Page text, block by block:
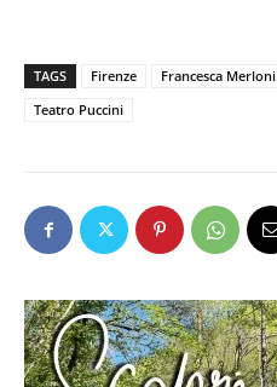
TAGS Firenze Francesca Merloni
Teatro Puccini